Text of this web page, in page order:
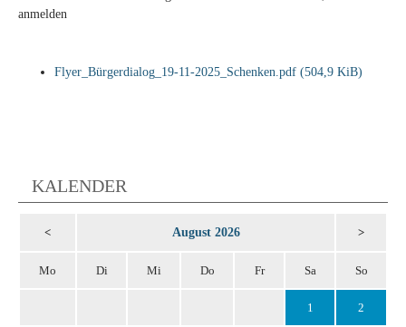
anmelden
Flyer_Bürgerdialog_19-11-2025_Schenken.pdf (504,9 KiB)
KALENDER
< August 2026 >
Mo Di Mi Do Fr Sa So
1 2